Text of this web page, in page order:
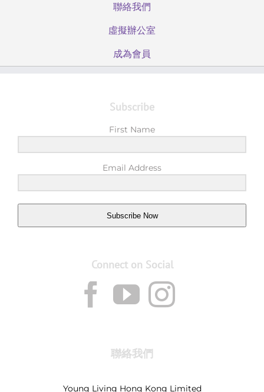
聯絡我們
虛擬辦公室
成為會員
Subscribe
First Name
Email Address
Subscribe Now
Connect on Social
聯絡我們
Young Living Hong Kong Limited